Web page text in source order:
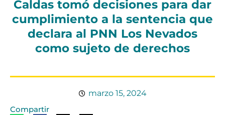
Caldas tomó decisiones para dar
cumplimiento a la sentencia que
declara al PNN Los Nevados
como sujeto de derechos
marzo 15, 2024
Compartir